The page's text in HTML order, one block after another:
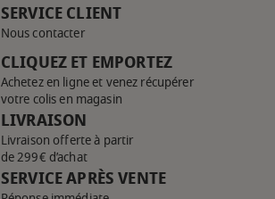
SERVICE CLIENT
Nous contacter
CLIQUEZ ET EMPORTEZ
Achetez en ligne et venez récupérer
votre colis en magasin
LIVRAISON
Livraison offerte à partir
de 299€ d’achat
SERVICE APRÈS VENTE